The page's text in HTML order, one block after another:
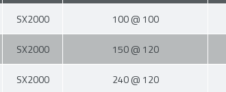
SX2000 100 @ 100
SX2000 150 @ 120
SX2000 240 @ 120